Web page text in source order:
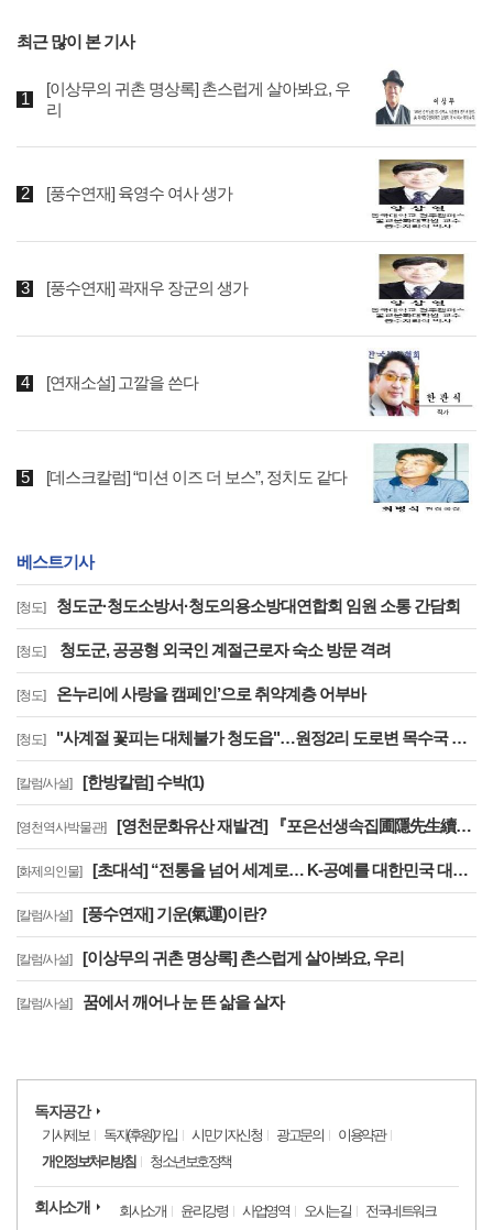
최근 많이 본 기사
[이상무의 귀촌 명상록] 촌스럽게 살아봐요, 우
리
[풍수연재] 육영수 여사 생가
[풍수연재] 곽재우 장군의 생가
[연재소설] 고깔을 쓴다
[데스크칼럼] “미션 이즈 더 보스”, 정치도 같다
베스트기사
[청도] 청도군·청도소방서·청도의용소방대연합회 임원 소통 간담회
[청도] 청도군, 공공형 외국인 계절근로자 숙소 방문 격려
[청도] 온누리에 사랑을 캠페인’으로 취약계층 어부바
[청도] "사계절 꽃피는 대체불가 청도읍"…원정2리 도로변 목수국 만개
[칼럼/사설] [한방칼럼] 수박(1)
[영천역사박물관] [영천문화유산 재발견] 『포은선생속집圃隱先生續集』은 우리나라에 왜 2책 밖에 없을까?
[화제의인물] [초대석] “전통을 넘어 세계로… K-공예를 대한민국 대표 문화브랜드로 키우겠습니다”
[칼럼/사설] [풍수연재] 기운(氣運)이란?
[칼럼/사설] [이상무의 귀촌 명상록] 촌스럽게 살아봐요, 우리
[칼럼/사설] 꿈에서 깨어나 눈 뜬 삶을 살자
독자공간
기사제보 독자(후원)가입 시민기자신청 광고문의
이용약관
개인정보처리방침
청소년보호정책
회사소개 회사소개 윤리강령 사업영역 오시는길 전국네트워크